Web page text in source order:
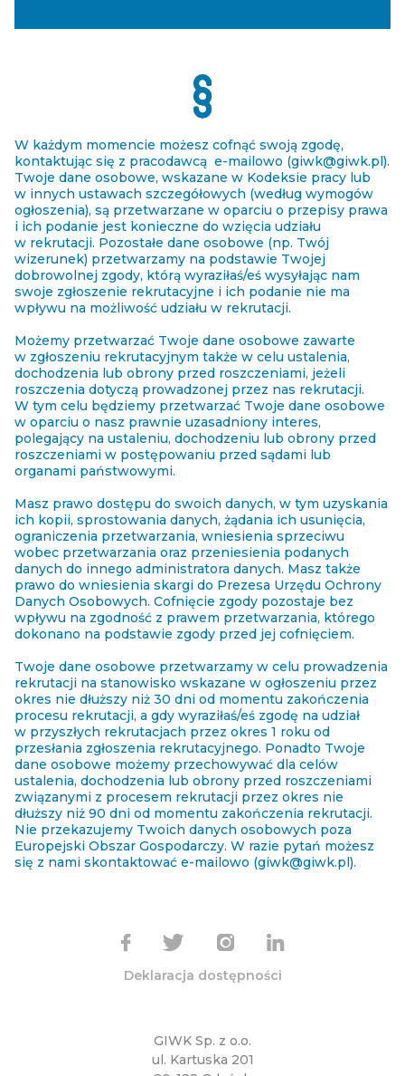
W każdym momencie możesz cofnąć swoją zgodę,
kontaktując się z pracodawcą e-mailowo (giwk@giwk.pl).
Twoje dane osobowe, wskazane w Kodeksie pracy lub
w innych ustawach szczegółowych (według wymogów
ogłoszenia), są przetwarzane w oparciu o przepisy prawa
i ich podanie jest konieczne do wzięcia udziału
w rekrutacji. Pozostałe dane osobowe (np. Twój
wizerunek) przetwarzamy na podstawie Twojej
dobrowolnej zgody, którą wyraziłaś/eś wysyłając nam
swoje zgłoszenie rekrutacyjne i ich podanie nie ma
wpływu na możliwość udziału w rekrutacji.
Możemy przetwarzać Twoje dane osobowe zawarte
w zgłoszeniu rekrutacyjnym także w celu ustalenia,
dochodzenia lub obrony przed roszczeniami, jeżeli
roszczenia dotyczą prowadzonej przez nas rekrutacji.
W tym celu będziemy przetwarzać Twoje dane osobowe
w oparciu o nasz prawnie uzasadniony interes,
polegający na ustaleniu, dochodzeniu lub obrony przed
roszczeniami w postępowaniu przed sądami lub
organami państwowymi.
Masz prawo dostępu do swoich danych, w tym uzyskania
ich kopii, sprostowania danych, żądania ich usunięcia,
ograniczenia przetwarzania, wniesienia sprzeciwu
wobec przetwarzania oraz przeniesienia podanych
danych do innego administratora danych. Masz także
prawo do wniesienia skargi do Prezesa Urzędu Ochrony
Danych Osobowych. Cofnięcie zgody pozostaje bez
wpływu na zgodność z prawem przetwarzania, którego
dokonano na podstawie zgody przed jej cofnięciem.
Twoje dane osobowe przetwarzamy w celu prowadzenia
rekrutacji na stanowisko wskazane w ogłoszeniu przez
okres nie dłuższy niż 30 dni od momentu zakończenia
procesu rekrutacji, a gdy wyraziłaś/eś zgodę na udział
w przyszłych rekrutacjach przez okres 1 roku od
przesłania zgłoszenia rekrutacyjnego. Ponadto Twoje
dane osobowe możemy przechowywać dla celów
ustalenia, dochodzenia lub obrony przed roszczeniami
związanymi z procesem rekrutacji przez okres nie
dłuższy niż 90 dni od momentu zakończenia rekrutacji.
Nie przekazujemy Twoich danych osobowych poza
Europejski Obszar Gospodarczy. W razie pytań możesz
się z nami skontaktować e-mailowo (giwk@giwk.pl).
GIWK Sp. z o.o.
ul. Kartuska 201
Deklaracja dostępności